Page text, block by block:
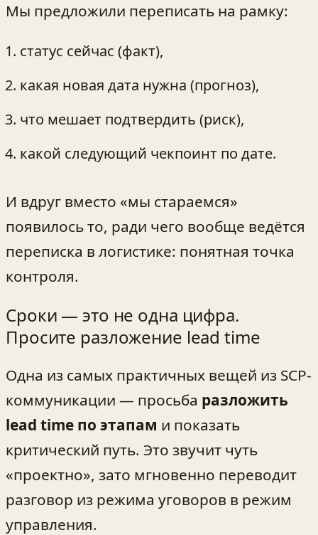
Мы предложили переписать на рамку:
статус сейчас (факт),
какая новая дата нужна (прогноз),
что мешает подтвердить (риск),
какой следующий чекпоинт по дате.
И вдруг вместо «мы стараемся»
появилось то, ради чего вообще ведётся
переписка в логистике: понятная точка
контроля.
Сроки — это не одна цифра.
Просите разложение lead time
Одна из самых практичных вещей из SCP-
коммуникации — просьба разложить
lead time по этапам и показать
критический путь. Это звучит чуть
«проектно», зато мгновенно переводит
разговор из режима уговоров в режим
управления.